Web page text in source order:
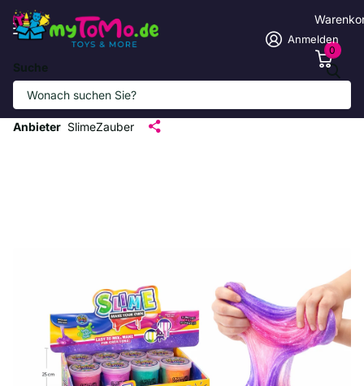
Suche
Anmelden
0
Bunter DIY-Slime für Kreativen
Spielspaß
Anbieter SlimeZauber